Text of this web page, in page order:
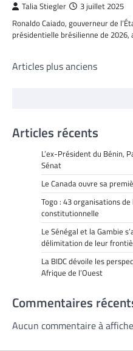
Talia Stiegler 3 juillet 2025
Ronaldo Caiado, gouverneur de
présidentielle brésilienne de 2026,
Navigation
Articles plus anciens
Articles récents
L’ex-Président du Bénin,
Sénat
Le Canada ouvre sa
Togo : 43 organisations
constitutionnelle
Le Sénégal et la Gambie
délimitation de leur
La BIDC dévoile les
Afrique de l’Ouest
Commentaires
Aucun commentaire à